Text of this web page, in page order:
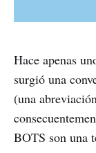
Hace apenas
surgió una
(una
BOTS son una